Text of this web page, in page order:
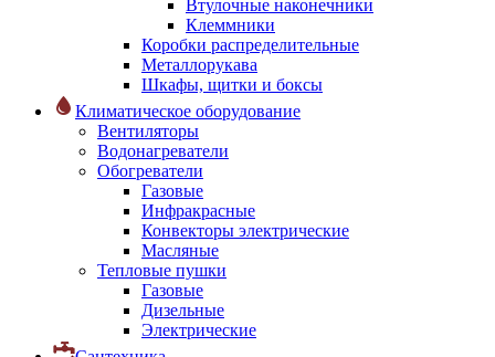
Втулочные наконечники
Клеммники
Коробки распределительные
Металлорукава
Шкафы, щитки и боксы
Климатическое оборудование
Вентиляторы
Водонагреватели
Обогреватели
Газовые
Инфракрасные
Конвекторы электрические
Масляные
Тепловые пушки
Газовые
Дизельные
Электрические